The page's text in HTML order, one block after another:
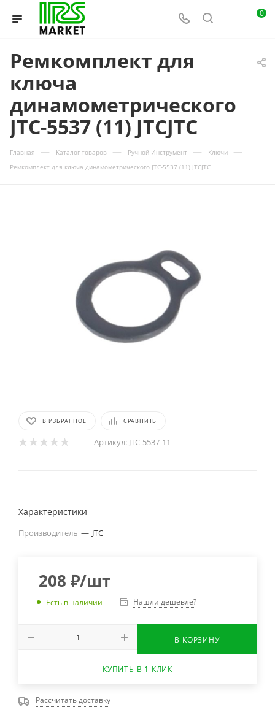
0
Ремкомплект для
ключа
динамометрического
JTC-5537 (11) JTCJTC
Главная — Каталог товаров — Ручной Инструмент — Ключи —
Ремкомплект для ключа динамометрического JTC-5537 (11) JTCJTC
В ИЗБРАННОЕ СРАВНИТЬ
Артикул: JTC-5537-11
Характеристики
Производитель — JTC
208 ₽/шт
Есть в наличии Нашли дешевле?
В КОРЗИНУ
КУПИТЬ В 1 КЛИК
Рассчитать доставку